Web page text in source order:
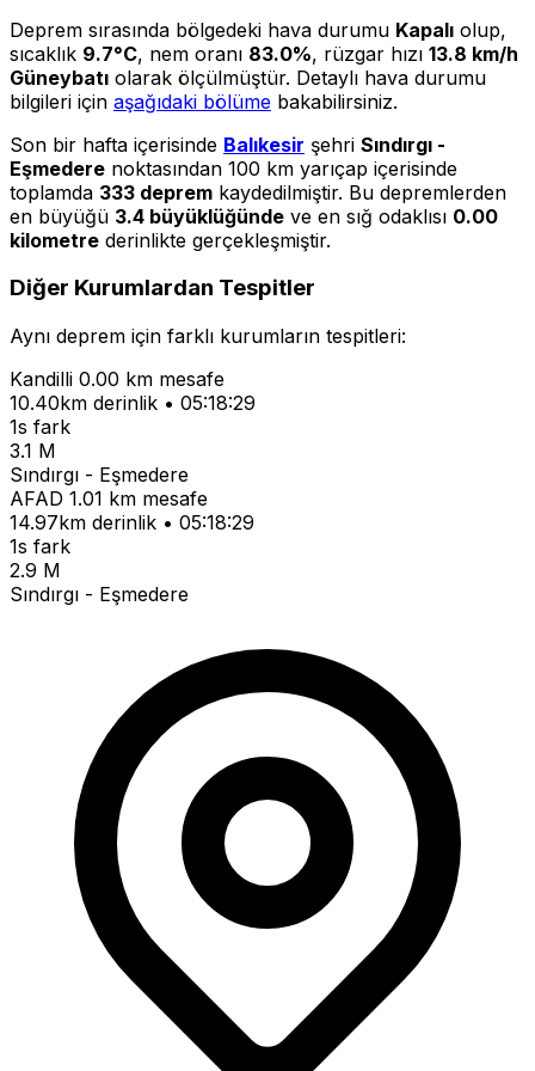
Deprem sırasında bölgedeki hava durumu Kapalı olup,
sıcaklık 9.7°C, nem oranı 83.0%, rüzgar hızı 13.8 km/h
Güneybatı olarak ölçülmüştür. Detaylı hava durumu
bilgileri için aşağıdaki bölüme bakabilirsiniz.
Son bir hafta içerisinde Balıkesir şehri Sındırgı -
Eşmedere noktasından 100 km yarıçap içerisinde
toplamda 333 deprem kaydedilmiştir. Bu depremlerden
en büyüğü 3.4 büyüklüğünde ve en sığ odaklısı 0.00
kilometre derinlikte gerçekleşmiştir.
Diğer Kurumlardan Tespitler
Aynı deprem için farklı kurumların tespitleri:
Kandilli 0.00 km mesafe
10.40km derinlik • 05:18:29
1s fark
3.1 M
Sındırgı - Eşmedere
AFAD 1.01 km mesafe
14.97km derinlik • 05:18:29
1s fark
2.9 M
Sındırgı - Eşmedere